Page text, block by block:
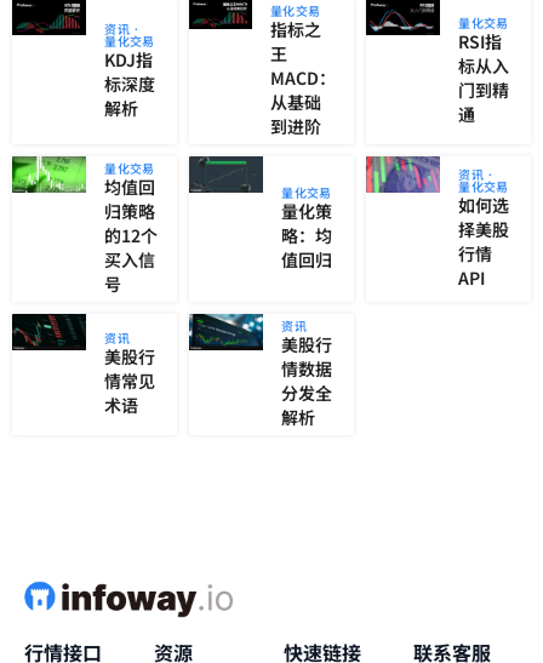
资讯
量化交易
KDJ指
标深度
解析
量化交易
指标之
王
MACD：
从基础
到进阶
量化交易
RSI指
标从入
门到精
通
量化交易
均值回
归策略
的12个
买入信
号
量化交易
量化策
略：均
值回归
资讯
量化交易
如何选
择美股
行情
API
资讯
美股行
情常见
术语
资讯
美股行
情数据
分发全
解析
行情接口 资源 快速链接 联系客服